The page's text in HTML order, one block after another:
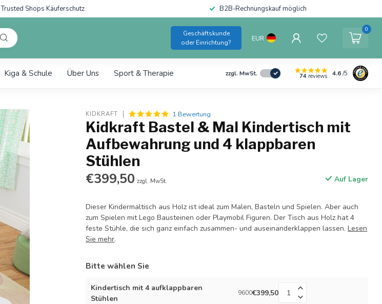
Trusted Shops Käuferschutz B2B-Rechnungskauf möglich
Geschäftskunde
oder Einrichtung?
EUR
0
Kiga & Schule Über Uns Sport & Therapie zzgl. MwSt. 74 reviews 4.6/5
KIDKRAFT 1 Bewertung
Kidkraft Bastel & Mal Kindertisch mit
Aufbewahrung und 4 klappbaren
Stühlen
€399,50 zzgl. MwSt. Auf Lager
Dieser Kindermaltisch aus Holz ist ideal zum Malen, Basteln und Spielen. Aber auch
zum Spielen mit Lego Bausteinen oder Playmobil Figuren. Der Tisch aus Holz hat 4
feste Stühle, die sich ganz einfach zusammen- und auseinanderklappen lassen.Lesen
Sie mehr.
Bitte wählen Sie
Kindertisch mit 4 aufklappbaren
Stühlen
9600€399,50